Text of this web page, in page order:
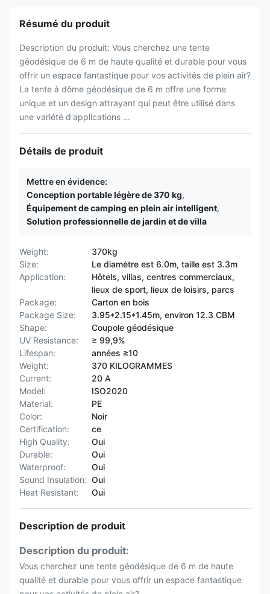
Résumé du produit
Description du produit: Vous cherchez une tente
géodésique de 6 m de haute qualité et durable pour vous
offrir un espace fantastique pour vos activités de plein air?
La tente à dôme géodésique de 6 m offre une forme
unique et un design attrayant qui peut être utilisé dans
une variété d'applications ...
Détails de produit
Mettre en évidence:
Conception portable légère de 370 kg,
Équipement de camping en plein air intelligent,
Solution professionnelle de jardin et de villa
Weight:
370kg
Size:
Le diamètre est 6.0m, taille est 3.3m
Application:
Hôtels, villas, centres commerciaux,
lieux de sport, lieux de loisirs, parcs
Package:
Carton en bois
Package Size:
3.95*2.15*1.45m, environ 12.3 CBM
Shape:
Coupole géodésique
UV Resistance:
≥ 99,9%
Lifespan:
années ≥10
Weight:
370 KILOGRAMMES
Current:
20 A
Model:
ISO2020
Material:
PE
Color:
Noir
Certification:
ce
High Quality:
Oui
Durable:
Oui
Waterproof:
Oui
Sound Insulation: Oui
Heat Resistant:
Oui
Description de produit
Description du produit:
Vous cherchez une tente géodésique de 6 m de haute
qualité et durable pour vous offrir un espace fantastique